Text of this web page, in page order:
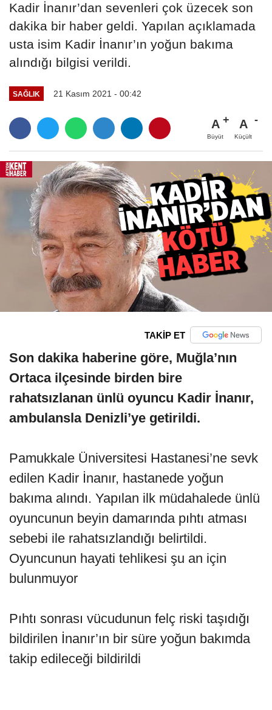
Kadir İnanır’dan sevenleri çok üzecek son
dakika bir haber geldi. Yapılan açıklamada
usta isim Kadir İnanır’ın yoğun bakıma
alındığı bilgisi verildi.
SAĞLIK 21 Kasım 2021 - 00:42
A
Büyüt
A
Küçült
TAKİP ET
Son dakika haberine göre, Muğla’nın
Ortaca ilçesinde birden bire
rahatsızlanan ünlü oyuncu Kadir İnanır,
ambulansla Denizli’ye getirildi.
Pamukkale Üniversitesi Hastanesi’ne sevk
edilen Kadir İnanır, hastanede yoğun
bakıma alındı. Yapılan ilk müdahalede ünlü
oyuncunun beyin damarında pıhtı atması
sebebi ile rahatsızlandığı belirtildi.
Oyuncunun hayati tehlikesi şu an için
bulunmuyor
Pıhtı sonrası vücudunun felç riski taşıdığı
bildirilen İnanır’ın bir süre yoğun bakımda
takip edileceği bildirildi